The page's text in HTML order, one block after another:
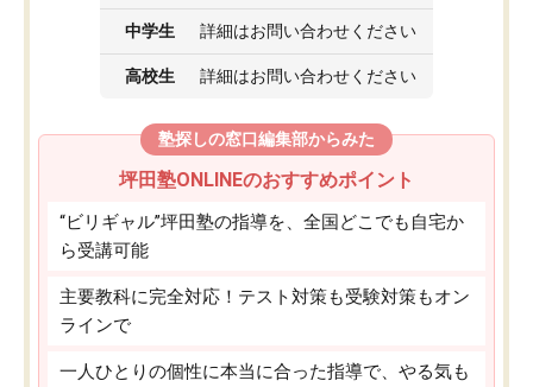
中学生 詳細はお問い合わせください
高校生 詳細はお問い合わせください
塾探しの窓口編集部からみた
坪田塾ONLINEのおすすめポイント
“ビリギャル”坪田塾の指導を、全国どこでも自宅か
ら受講可能
主要教科に完全対応！テスト対策も受験対策もオン
ラインで
一人ひとりの個性に本当に合った指導で、やる気も